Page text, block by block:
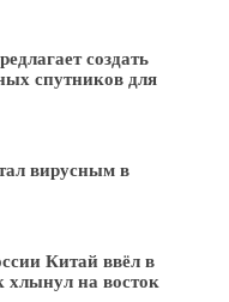
создать
спутников для
вирусным в
Китай ввёл в
хлынул на восток